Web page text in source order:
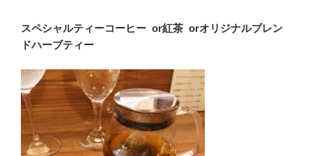
スペシャルティーコーヒー or紅茶 orオリジナルブレン
ドハーブティー